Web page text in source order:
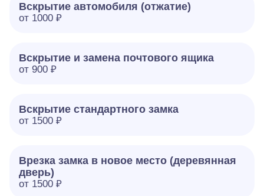
Вскрытие автомобиля (отжатие)
от 1000 ₽
Вскрытие и замена почтового ящика
от 900 ₽
Вскрытие стандартного замка
от 1500 ₽
Врезка замка в новое место (деревянная
дверь)
от 1500 ₽